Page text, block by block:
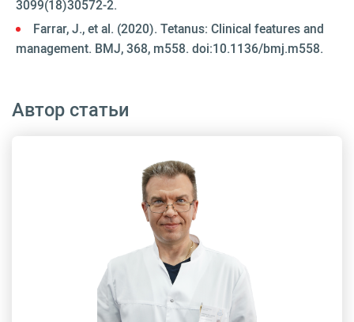
3099(18)30572-2.
Farrar, J., et al. (2020). Tetanus: Clinical features and
management. BMJ, 368, m558. doi:10.1136/bmj.m558.
Автор статьи